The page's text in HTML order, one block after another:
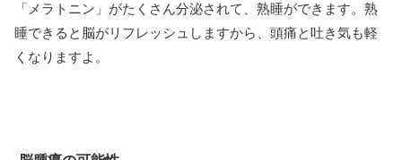
「メラトニン」がたくさん分泌されて、熟睡ができます。熟
睡できると脳がリフレッシュしますから、頭痛と吐き気も軽
くなりますよ。